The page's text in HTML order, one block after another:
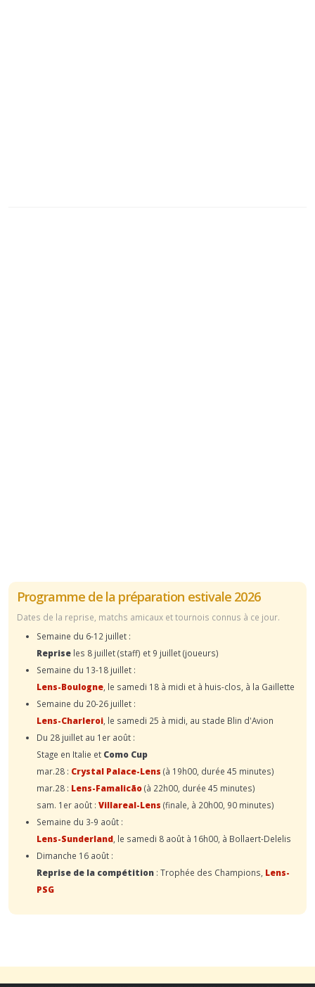
Programme de la préparation estivale 2026
Dates de la reprise, matchs amicaux et tournois connus à ce jour.
Semaine du 6-12 juillet :
Reprise les 8 juillet (staff) et 9 juillet (joueurs)
Semaine du 13-18 juillet :
Lens-Boulogne , le samedi 18 à midi et à huis-clos, à la Gaillette
Semaine du 20-26 juillet :
Lens-Charleroi , le samedi 25 à midi, au stade Blin d'Avion
Du 28 juillet au 1er août :
Stage en Italie et Como Cup
mar.28 : Crystal Palace-Lens (à 19h00, durée 45 minutes)
mar.28 : Lens-Famalicão(à 22h00, durée 45 minutes)
sam. 1er août : Villareal-Lens (finale, à 20h00, 90 minutes)
Semaine du 3-9 août :
Lens-Sunderland , le samedi 8 août à 16h00, à Bollaert-Delelis
Dimanche 16 août :
Reprise de la compétition : Trophée des Champions, Lens-
PSG